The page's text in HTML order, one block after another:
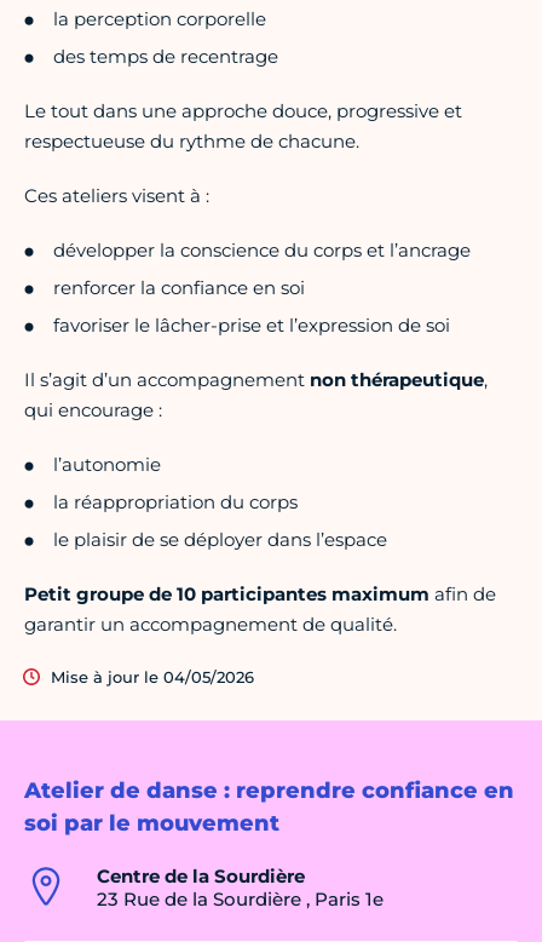
Atelier de danse : reprendre confiance en
soi par le mouvement
Centre de la Sourdière
23 Rue de la Sourdière , Paris 1e
la perception corporelle
des temps de recentrage
Le tout dans une approche douce, progressive et
respectueuse du rythme de chacune.
Ces ateliers visent à :
développer la conscience du corps et l’ancrage
renforcer la confiance en soi
favoriser le lâcher-prise et l’expression de soi
Il s’agit d’un accompagnement non thérapeutique,
qui encourage :
l’autonomie
la réappropriation du corps
le plaisir de se déployer dans l’espace
Petit groupe de 10 participantes maximum afin de
garantir un accompagnement de qualité.
Mise à jour le 04/05/2026